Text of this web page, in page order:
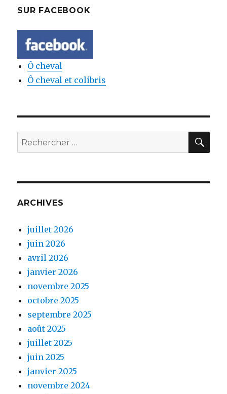
SUR FACEBOOK
Ô cheval
Ô cheval et colibris
Rechercher:
ARCHIVES
juillet 2026
juin 2026
avril 2026
janvier 2026
novembre 2025
octobre 2025
septembre 2025
août 2025
juillet 2025
juin 2025
janvier 2025
novembre 2024